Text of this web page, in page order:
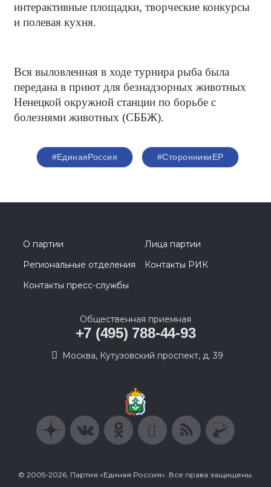
интерактивные площадки, творческие конкурсы
и полевая кухня.
Вся выловленная в ходе турнира рыба была
передана в приют для безнадзорных животных
Ненецкой окружной станции по борьбе с
болезнями животных (СББЖ).
#ЕдинаяРоссия #СторонникиЕР
О партии
Лица партии
Региональные отделения
Контакты РИК
Контакты пресс-службы
Общественная приемная
+7 (495) 788-44-93
Москва, Кутузовский проспект, д. 39
© 2005-2026, Партия «Единая Россия». Все права защищены.